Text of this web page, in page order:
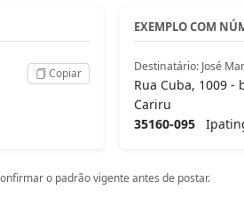
Copiar
EXEMPLO COM
Destinatário: José
Rua Cuba, 1009 -
Cariru
35160-095
o padrão vigente antes de postar.